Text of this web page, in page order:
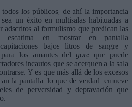
los públicos, de ahí la importancia
un éxito en multisalas habituadas a
adscritos al formulismo que predican las
escatima en mostrar en pantalla
bajos litros de sangre y
los amantes del goreque puede
incautos que se acerquen a la sala
Y es que más allá de los excesos
la pantalla, lo que de verdad remueve
de perversidad y depravación que